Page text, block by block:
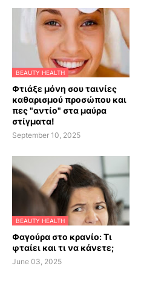
BEAUTY HEALTH
Φτιάξε μόνη σου ταινίες
καθαρισμού προσώπου και
πες "αντίο" στα μαύρα
στίγματα!
September 10, 2025
BEAUTY HEALTH
Φαγούρα στο κρανίο: Τι
φταίει και τι να κάνετε;
June 03, 2025